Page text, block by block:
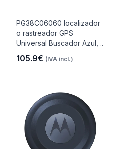
PG38C06060 localizador
o rastreador GPS
Universal Buscador Azul, ..
105.9€ (IVA incl.)